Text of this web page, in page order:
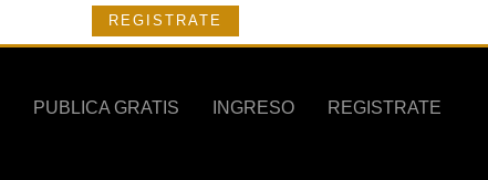
REGISTRATE
PUBLICA GRATIS INGRESO REGISTRATE